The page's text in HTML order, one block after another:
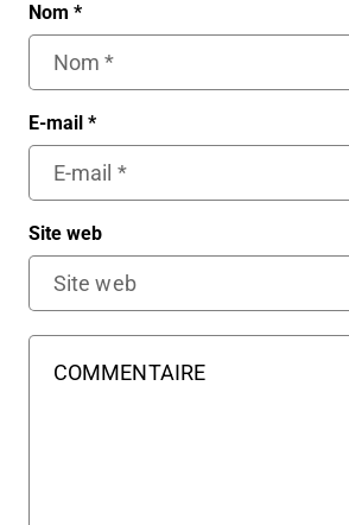
Nom *
E-mail *
Site web